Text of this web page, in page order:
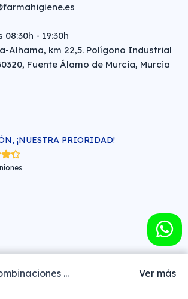
... Ver más
- 19:30h
Alhama, km 22,5. Polígono Industrial
Fuente Álamo de Murcia, Murcia
¡NUESTRA PRIORIDAD!
online © FARMA HIGIENE S.L. (CIF: B-